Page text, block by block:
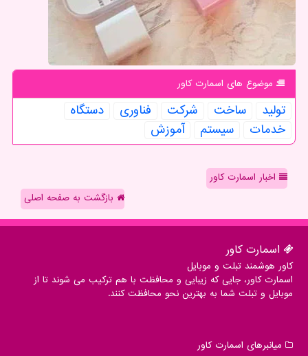
موضوع های اسمارت كاور
تولید ساخت شركت فناوری
دستگاه
خدمات
سیستم آموزش
اخبار اسمارت کاور
بازگشت به صفحه اصلی
اسمارت كاور
کاور هوشمند تبلت و موبایل
اسمارت کاور، جایی که زیبایی و محافظت با هم ترکیب می شوند تا از
موبایل و تبلت شما به بهترین نحو محافظت کنند.
میانبرهای اسمارت كاور